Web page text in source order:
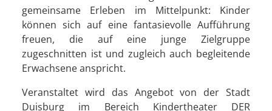
gemeinsame Erleben im Mittelpunkt: Kinder
können sich auf eine fantasievolle Aufführung
freuen, die auf eine junge Zielgruppe
zugeschnitten ist und zugleich auch begleitende
Erwachsene anspricht.
Veranstaltet wird das Angebot von der Stadt
Duisburg im Bereich Kindertheater DER